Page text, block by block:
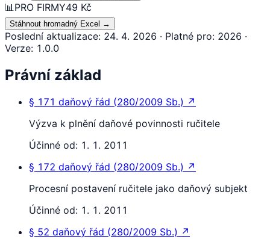
📊 PRO FIRMY49 Kč
Stáhnout hromadný Excel →
Poslední aktualizace: 24. 4. 2026 · Platné pro: 2026 ·
Verze: 1.0.0
Právní základ
§ 171 daňový řád (280/2009 Sb.) ↗
Výzva k plnění daňové povinnosti ručitele
Účinné od: 1. 1. 2011
§ 172 daňový řád (280/2009 Sb.) ↗
Procesní postavení ručitele jako daňový subjekt
Účinné od: 1. 1. 2011
§ 52 daňový řád (280/2009 Sb.) ↗